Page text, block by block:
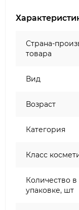
Страна-
товара
Вид
Возраст
Категория
Класс
Количество в
упаковке, шт